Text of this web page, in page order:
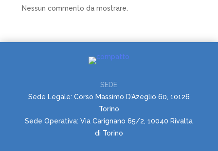
Nessun commento da mostrare.
SEDE
Sede Legale: Corso Massimo D’Azeglio 60, 10126
Torino
Sede Operativa: Via Carignano 65/2, 10040 Rivalta
di Torino